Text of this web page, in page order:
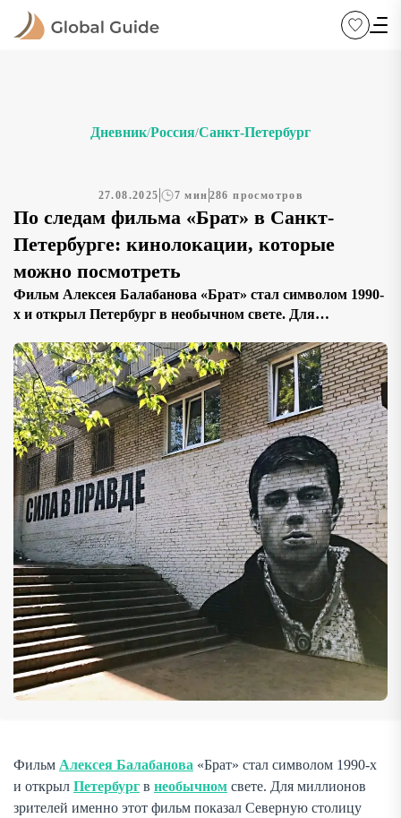
Дневник/Россия/Санкт-Петербург
27.08.2025 7 мин 286 просмотров
По следам фильма «Брат» в Санкт-
Петербурге: кинолокации, которые
можно посмотреть
Фильм Алексея Балабанова «Брат» стал символом 1990-
х и открыл Петербург в необычном свете. Для
Северную столицу такой, какой её редко видели в кино:
суровой, холодной, но при этом честной и настоящей.
Город не играет здесь роль фона, он становится
самостоятельным персонажем. В его дворах, арках и
набережных разворачивается история […]
Фильм Алексея Балабанова «Брат» стал символом 1990-х
и открыл Петербург в необычном свете. Для миллионов
зрителей именно этот фильм показал Северную столицу